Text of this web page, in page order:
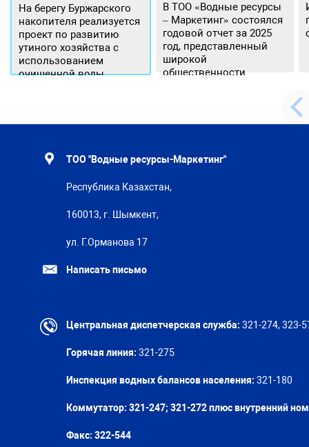
На берегу Буржарского
накопителя реализуется
проект по развитию
утиного хозяйства с
использованием
очищенной воды
В ТОО «Водные ресурсы
– Маркетинг» состоялся
годовой отчет за 2025
год, представленный
широкой
общественности.
ТОО "Водные ресурсы-Маркетинг"
Республика Казахстан,
160013, г. Шымкент,
ул. Г.Орманова 17
Написать письмо
Центральная диспетчерская служба: 321-274, 323-
Горячая линия: 321-275
Инспекция водных балансов населения: 321-180
Коммутатор: 321-247; 321-272 плюс внутренний
Факс: 322-544